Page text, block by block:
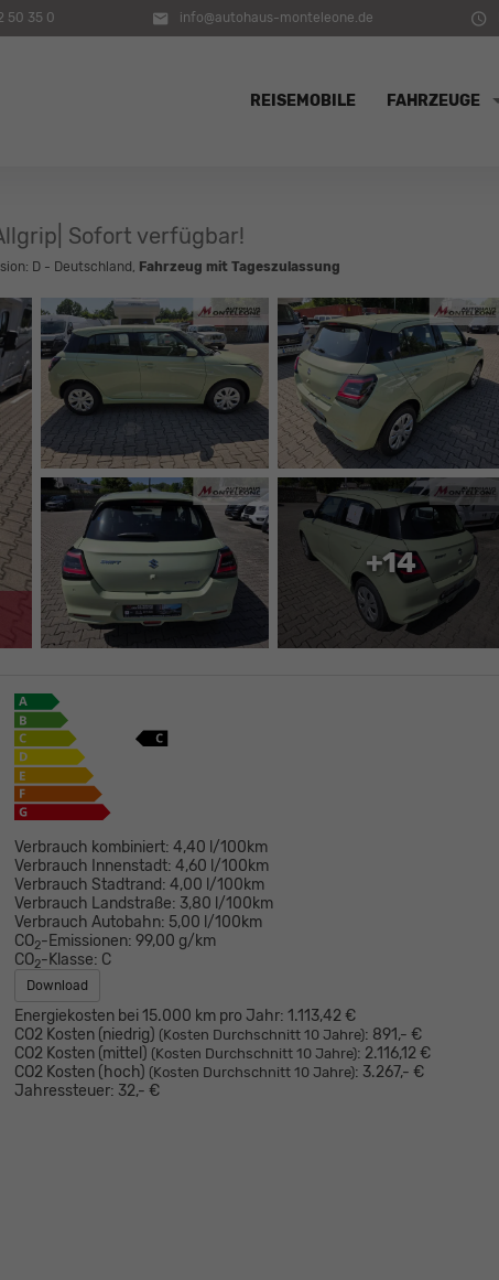
50 35 0 info@autohaus-monteleone.de
REISEMOBILE FAHRZEUGE
Sofort verfügbar!
D - Deutschland, Fahrzeug mit Tageszulassung
+14
Verbrauch kombiniert: 4,40 l/100km
Verbrauch Innenstadt: 4,60 l/100km
Verbrauch Stadtrand: 4,00 l/100km
Verbrauch Landstraße: 3,80 l/100km
Verbrauch Autobahn: 5,00 l/100km
CO2-Emissionen: 99,00 g/km
CO2-Klasse: C
Download
Energiekosten bei 15.000 km pro Jahr: 1.113,42 €
CO2 Kosten (niedrig) (Kosten Durchschnitt 10 Jahre): 891,- €
CO2 Kosten (mittel) (Kosten Durchschnitt 10 Jahre): 2.116,12 €
CO2 Kosten (hoch) (Kosten Durchschnitt 10 Jahre): 3.267,- €
Jahressteuer: 32,- €